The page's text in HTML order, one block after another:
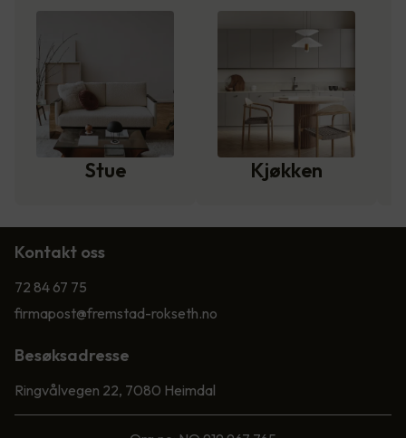
Stue Kjøkken
Kontakt oss
72 84 67 75
firmapost@fremstad-rokseth.no
Besøksadresse
Ringvålvegen 22, 7080 Heimdal